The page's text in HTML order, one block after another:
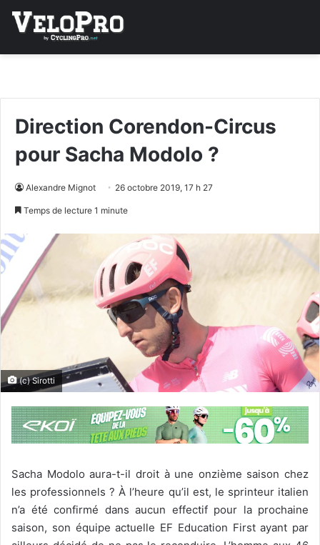
Direction Corendon-Circus
pour Sacha Modolo ?
Alexandre Mignot 26 octobre 2019, 17 h 27
Temps de lecture 1 minute
(c) Sirotti
Sacha Modolo aura-t-il droit à une onzième saison chez
les professionnels ? À l’heure qu’il est, le sprinteur italien
n’a été confirmé dans aucun effectif pour la prochaine
saison, son équipe actuelle EF Education First ayant par